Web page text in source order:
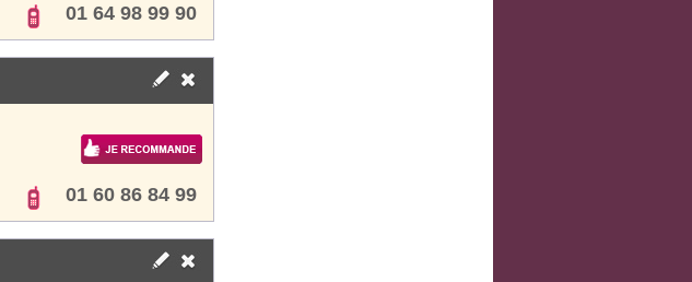
01 64 98 99 90
01 60 86 84 99